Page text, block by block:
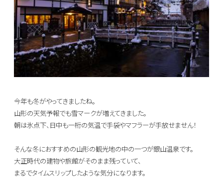
今年も冬がやってきましたね。
山形の天気予報でも雪マークが増えてきました。
朝は氷点下、日中も一桁の気温で手袋やマフラーが手放せません！
そんな冬におすすめの山形の観光地の中の一つが銀山温泉です。
大正時代の建物や旅館がそのまま残っていて、
まるでタイムスリップしたような気分になります。